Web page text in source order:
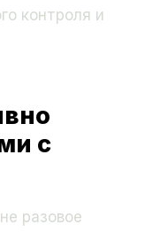
контроля и
с
разовое